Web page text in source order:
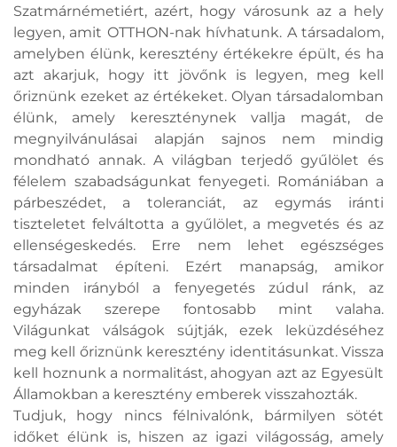
Szatmárnémetiért, azért, hogy városunk az a hely
legyen, amit OTTHON-nak hívhatunk. A társadalom,
amelyben élünk, keresztény értékekre épült, és ha
azt akarjuk, hogy itt jövőnk is legyen, meg kell
őriznünk ezeket az értékeket. Olyan társadalomban
élünk, amely kereszténynek vallja magát, de
megnyilvánulásai alapján sajnos nem mindig
mondható annak. A világban terjedő gyűlölet és
félelem szabadságunkat fenyegeti. Romániában a
párbeszédet, a toleranciát, az egymás iránti
tiszteletet felváltotta a gyűlölet, a megvetés és az
ellenségeskedés. Erre nem lehet egészséges
társadalmat építeni. Ezért manapság, amikor
minden irányból a fenyegetés zúdul ránk, az
egyházak szerepe fontosabb mint valaha.
Világunkat válságok sújtják, ezek leküzdéséhez
meg kell őriznünk keresztény identitásunkat. Vissza
kell hoznunk a normalitást, ahogyan azt az Egyesült
Államokban a keresztény emberek visszahozták.
Tudjuk, hogy nincs félnivalónk, bármilyen sötét
időket élünk is, hiszen az igazi világosság, amely